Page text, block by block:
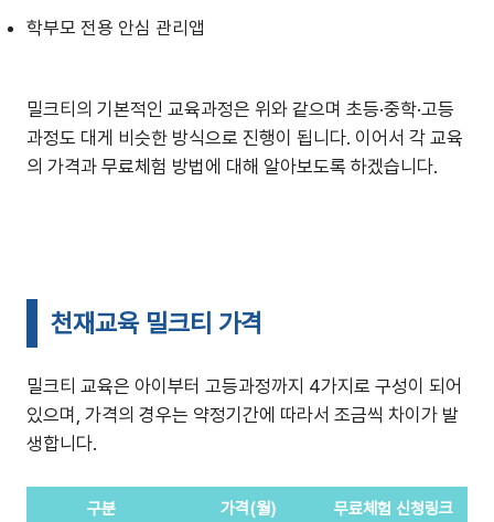
학부모 전용 안심 관리앱
밀크티의 기본적인 교육과정은 위와 같으며 초등·중학·고등
과정도 대게 비슷한 방식으로 진행이 됩니다. 이어서 각 교육
의 가격과 무료체험 방법에 대해 알아보도록 하겠습니다.
천재교육 밀크티 가격
밀크티 교육은 아이부터 고등과정까지 4가지로 구성이 되어
있으며, 가격의 경우는 약정기간에 따라서 조금씩 차이가 발
생합니다.
구분 가격(월) 무료체험 신청링크